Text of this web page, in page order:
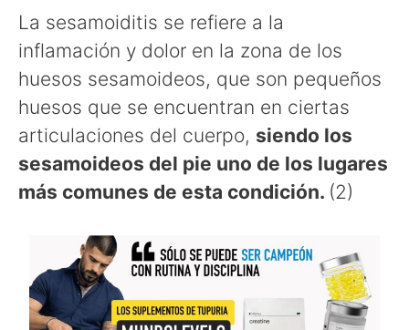
La sesamoiditis se refiere a la
inflamación y dolor en la zona de los
huesos sesamoideos, que son pequeños
huesos que se encuentran en ciertas
articulaciones del cuerpo, siendo los
sesamoideos del pie uno de los lugares
más comunes de esta condición. (2)